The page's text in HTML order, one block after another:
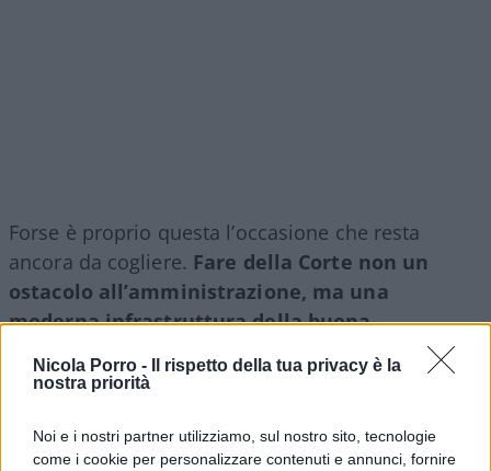
Nicola Porro -
Il rispetto della tua privacy è la
nostra priorità
Noi e i nostri partner utilizziamo, sul nostro sito, tecnologie
come i cookie per personalizzare contenuti e annunci, fornire
Forse è proprio questa l’occasione che resta
ancora da cogliere. Fare della Corte non un
ostacolo all’amministrazione, ma una
moderna infrastruttura della buona
: più veloce nei giudizi, più forte
nell’analisi dei dati, più chiara nel distinguere
cittadini.